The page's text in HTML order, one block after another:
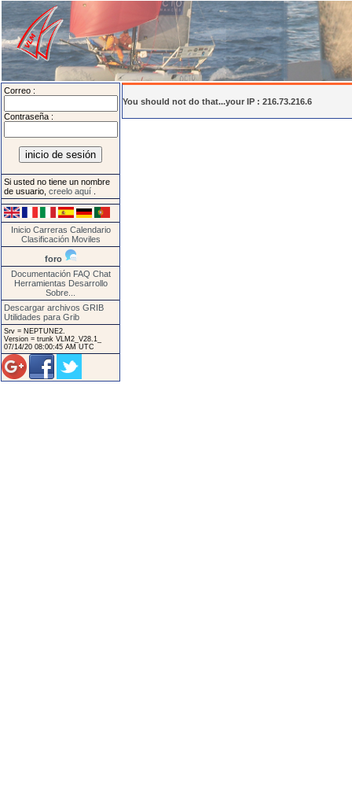
Correo :
Contraseña :
Si usted no tiene un nombre
de usuario, creelo aquí
Inicio Carreras Calendario
Clasificación Moviles
foro
Documentación FAQ Chat
Herramientas Desarrollo
Sobre...
Descargar archivos GRIB
Utilidades para Grib
Srv = NEPTUNE2.
Version = trunk VLM2_V28.1_
07/14/20 08:00:45 AM UTC
You should not do that...your IP : 216.73.216.6